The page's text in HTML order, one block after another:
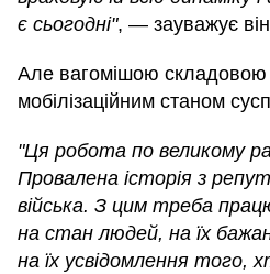
є сьогодні", — зауважує
Але вагомішою складовою
мобілізаційним станом
"Ця робота по великому
Провалена історія з
війська. З цим треба
на стан людей, на їх
на їх усвідомлення того,